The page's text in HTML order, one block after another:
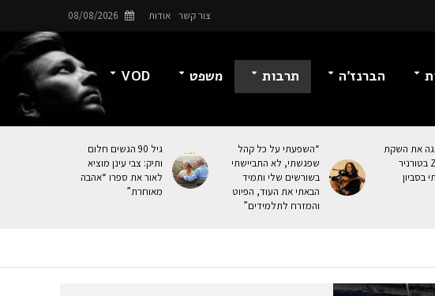
צור קשר אודות 08/08/2026
הברנז’ה תרבות משפט VOD
את השקת
סדרת ה-Z8 בטורניר
בסביון
“השפעתי על כל קהל
שפגשתי, לא התביישתי
בשורשים שלי ותמיד
הבאתי את העוּד, הפיוט
והמזרח לתלמידים”
גיל 90 הגשים חלום
ותיק: צבי עינן מוציא
לאור את ספרו “אהבה
מאוחרת”